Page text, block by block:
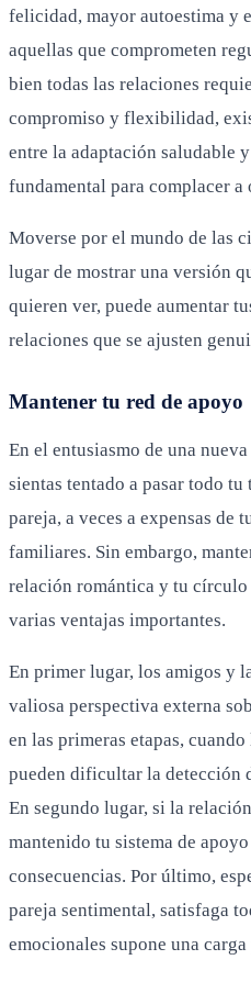
felicidad, mayor autoestima y
aquellas que comprometen
bien todas las relaciones
compromiso y flexibilidad,
entre la adaptación saludable
fundamental para complacer a
Moverse por el mundo de las
lugar de mostrar una versión
quieren ver, puede aumentar
relaciones que se ajusten
Mantener tu red de apoyo
En el entusiasmo de una
sientas tentado a pasar todo
pareja, a veces a expensas de
familiares. Sin embargo,
relación romántica y tu
varias ventajas importantes.
En primer lugar, los amigos y
valiosa perspectiva externa
en las primeras etapas,
pueden dificultar la detección
En segundo lugar, si la
mantenido tu sistema de
consecuencias. Por último,
pareja sentimental, satisfaga
emocionales supone una